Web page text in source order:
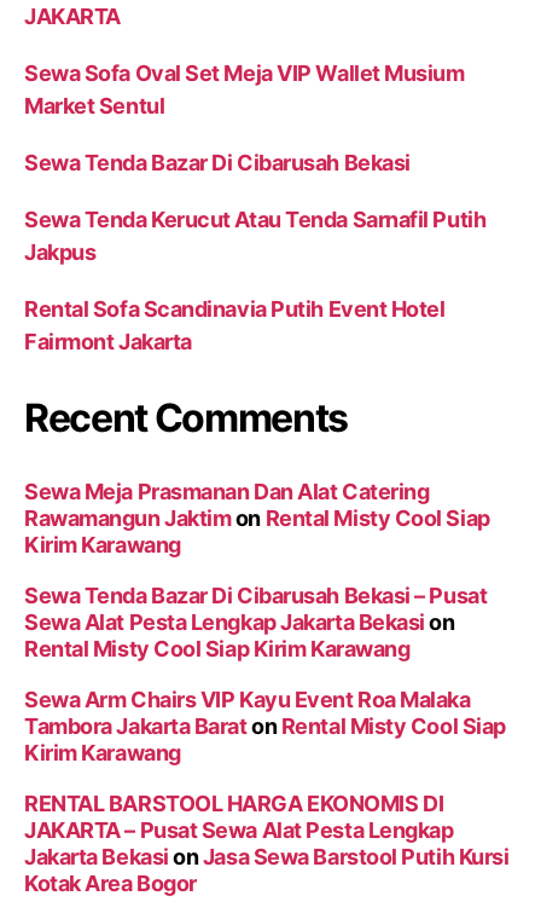
JAKARTA
Sewa Sofa Oval Set Meja VIP Wallet Musium
Market Sentul
Sewa Tenda Bazar Di Cibarusah Bekasi
Sewa Tenda Kerucut Atau Tenda Sarnafil Putih
Jakpus
Rental Sofa Scandinavia Putih Event Hotel
Fairmont Jakarta
Recent Comments
Sewa Meja Prasmanan Dan Alat Catering
Rawamangun Jaktimon Rental Misty Cool Siap
Kirim Karawang
Sewa Tenda Bazar Di Cibarusah Bekasi – Pusat
Sewa Alat Pesta Lengkap Jakarta Bekasion
Rental Misty Cool Siap Kirim Karawang
Sewa Arm Chairs VIP Kayu Event Roa Malaka
Tambora Jakarta BaratonRental Misty Cool Siap
Kirim Karawang
RENTAL BARSTOOL HARGA EKONOMIS DI
JAKARTA – Pusat Sewa Alat Pesta Lengkap
Jakarta BekasionJasa Sewa Barstool Putih Kursi
Kotak Area Bogor